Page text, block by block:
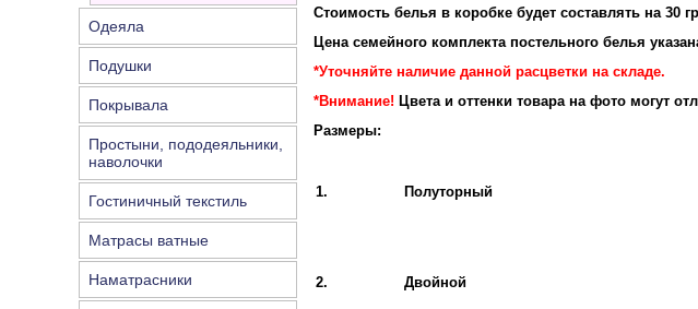
Одеяла
Подушки
Покрывала
Простыни, пододеяльники,
наволочки
Гостиничный текстиль
Матрасы ватные
Наматрасники
Стоимость белья в коробке будет составлять на 30
Цена семейного комплекта постельного белья
*Уточняйте наличие данной расцветки на складе.
*Внимание! Цвета и оттенки товара на фото могут
Размеры:
1. Полуторный
2. Двойной